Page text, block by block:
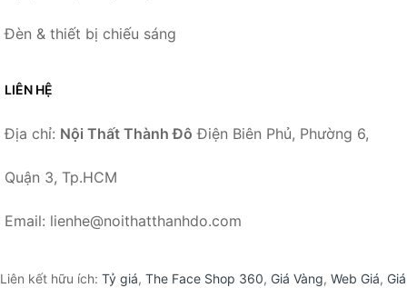
Đèn & thiết bị chiếu sáng
LIÊN HỆ
Địa chỉ: Nội Thất Thành Đô Điện Biên Phủ, Phường 6,
Quận 3, Tp.HCM
Email: lienhe@noithatthanhdo.com
Liên kết hữu ích: Tỷ giá, The Face Shop 360, Giá Vàng, Web Giá, Giá